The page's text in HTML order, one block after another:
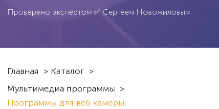
Проверено экспертом ✅ Сергеем Новожиловым
Главная > Каталог >
Мультимедиа программы >
Программы для веб камеры